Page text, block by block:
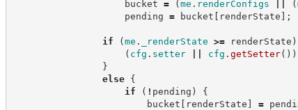
bucket = (me . renderConfigs (
pending = bucket [ renderState ] ;
if (me . _renderState >= renderState )
( cfg . setter cfg . getSetter( ) )
}
else
{
if
( ! pending )
{
bucket [ renderState ] =